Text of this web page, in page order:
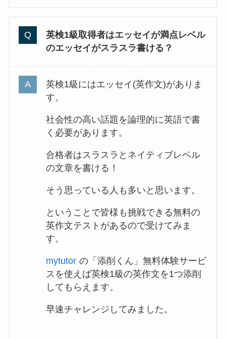
英検1級取得者はエッセイが満点レベル
のエッセイがスラスラ書ける？
英検1級にはエッセイ(英作文)がありま
す。
社会性の高い話題を論理的に英語で書
く必要があります。
合格者はスラスラとネイティブレベル
の文章を書ける！
そう思っている人も多いと思います。
ということで皆様も挑戦できる無料の
英作文テストがあるので受けてみま
す。
mytutor の「添削くん」無料体験サービ
スを使えば英検1級の英作文を1つ添削
してもらえます。
早速チャレンジしてみました。